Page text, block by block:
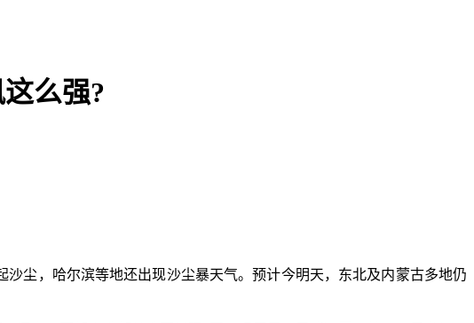
么强?
尘，哈尔滨等地还出现沙尘暴天气。预计今明天，东北及内蒙古多地仍